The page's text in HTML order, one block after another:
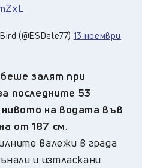
(@ESDale77) 13 ноември
залят при
последните 53
нивото на водата във
от 187 см.
валежи в града
и изтласкани